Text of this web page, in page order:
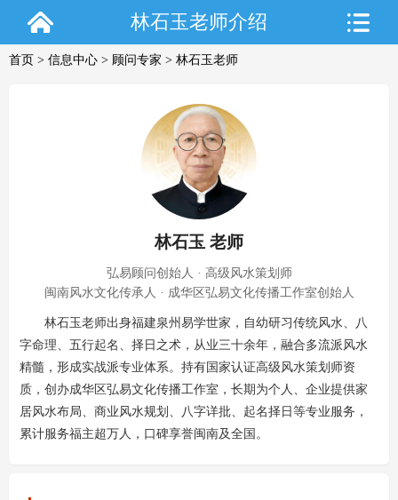
林石玉老师介绍
首页 > 信息中心 > 顾问专家 > 林石玉老师
林石玉 老师
弘易顾问创始人 · 高级风水策划师
闽南风水文化传承人 · 成华区弘易文化传播工作室创始人
林石玉老师出身福建泉州易学世家，自幼研习传统风水、八
字命理、五行起名、择日之术，从业三十余年，融合多流派风水
精髓，形成实战派专业体系。持有国家认证高级风水策划师资
质，创办成华区弘易文化传播工作室，长期为个人、企业提供家
居风水布局、商业风水规划、八字详批、起名择日等专业服务，
累计服务福主超万人，口碑享誉闽南及全国。